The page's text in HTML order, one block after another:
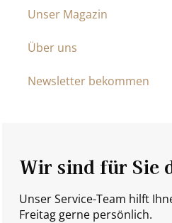
Unser Magazin
Über uns
Newsletter bekommen
Wir sind für Sie
Unser Service-Team hilft
Freitag gerne persönlich.